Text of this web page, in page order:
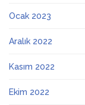
Ocak 2023
Aralık 2022
Kasım 2022
Ekim 2022